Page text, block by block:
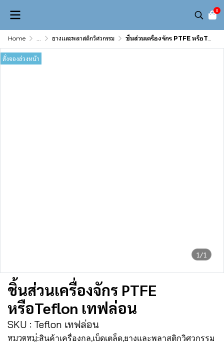
0
Home ... ยางเเละพลาสติกวิศวกรรม ชิ้นส่วนเครื่องจักร PTFE หรือTeflon เทฟล่อน
1/1
สั่งจองล่วงหน้า
ชิ้นส่วนเครื่องจักร PTFE
หรือTeflon เทฟล่อน
SKU : Teflon เทฟล่อน
หมวดหมู่:สินค้าเครื่องกล,เบ็ดเตล็ด,ยางเเละพลาสติกวิศวกรรม